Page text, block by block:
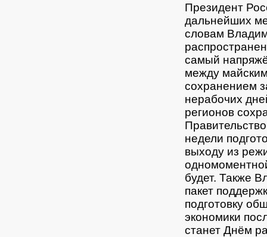
Президент
дальнейших
словам
самый
между
сохранением
нерабочих
регионов
недели
выходу из
будет. Также
пакет
подготовку
экономики
станет Днём